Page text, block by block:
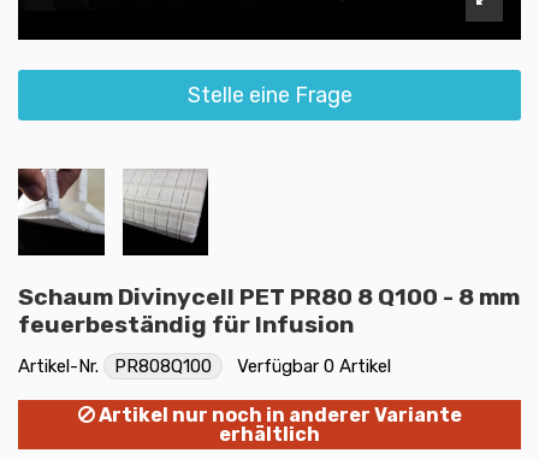
Stelle eine Frage
Schaum Divinycell PET PR80 8 Q100 - 8 mm
feuerbeständig für Infusion
Artikel-Nr. PR808Q100 Verfügbar 0 Artikel
Artikel nur noch in anderer Variante
erhältlich